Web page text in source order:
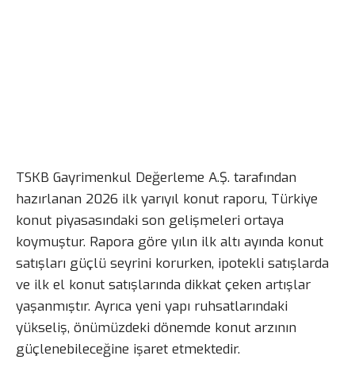
TSKB Gayrimenkul Değerleme A.Ş. tarafından
hazırlanan 2026 ilk yarıyıl konut raporu, Türkiye
konut piyasasındaki son gelişmeleri ortaya
koymuştur. Rapora göre yılın ilk altı ayında konut
satışları güçlü seyrini korurken, ipotekli satışlarda
ve ilk el konut satışlarında dikkat çeken artışlar
yaşanmıştır. Ayrıca yeni yapı ruhsatlarındaki
yükseliş, önümüzdeki dönemde konut arzının
güçlenebileceğine işaret etmektedir.